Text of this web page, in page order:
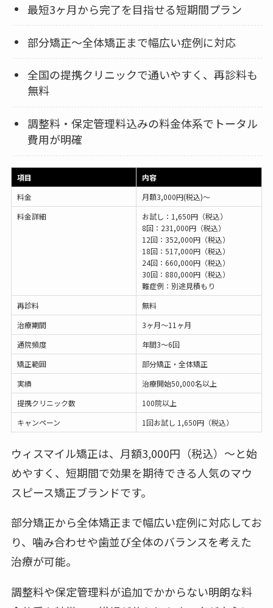
最短3ヶ月から完了を目指せる短期間プラン
部分矯正〜全体矯正まで幅広い症例に対応
全国の提携クリニックで通いやすく、再診料も
無料
調整料・保定管理料込みの料金体系でトータル
費用が明確
項目
内容
料金
月額3,000円(税込)〜
料金詳細
お試し：1,650円（税込）
8回：231,000円（税込）
12回：352,000円（税込）
18回：517,000円（税込）
24回：660,000円（税込）
30回：880,000円（税込）
難症例：別途見積もり
再診料
無料
治療期間
3ヶ月〜11ヶ月
通院頻度
年間3〜6回
矯正範囲
部分矯正・全体矯正
実績
治療開始50,000名以上
提携クリニック数
100院以上
キャンペーン
1回お試し 1,650円（税込）
ウィスマイル矯正は、月額3,000円（税込）〜と始
めやすく、短期間で効果を期待できる人気のマウ
スピース矯正ブランドです。
部分矯正から全体矯正まで幅広い症例に対応してお
り、噛み合わせや歯並び全体のバランスを考えた
治療が可能。
調整料や保定管理料が追加でかからない明朗な料